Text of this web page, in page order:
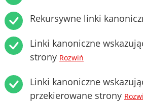
Rekursywne linki
Linki kanoniczne
strony Rozwiń
Linki kanoniczne
przekierowane strony